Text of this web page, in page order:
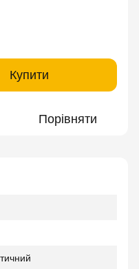
Купити
Порівняти